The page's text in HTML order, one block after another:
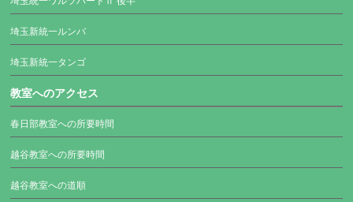
埼玉新統一ルンバ
埼玉新統一タンゴ
教室へのアクセス
春日部教室への所要時間
越谷教室への所要時間
越谷教室への道順